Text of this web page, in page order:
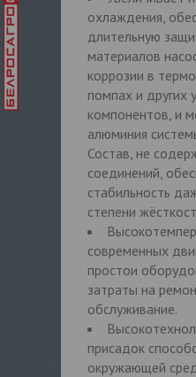
охлаждения,
длительную
материалов
коррозии в
помпах и других
компонентов, и
алюминия
Состав, не
соединений,
стабильность
степени
современных
простои
затраты на
обслуживание.
присадок
окружающей